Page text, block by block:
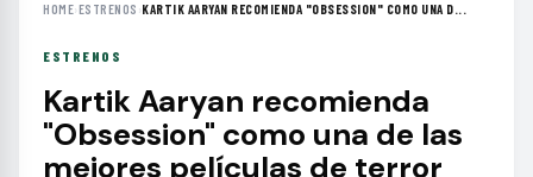
HOME›ESTRENOS ›KARTIK AARYAN RECOMIENDA "OBSESSION" COMO UNA D...
ESTRENOS
Kartik Aaryan recomienda
"Obsession" como una de las
mejores películas de terror